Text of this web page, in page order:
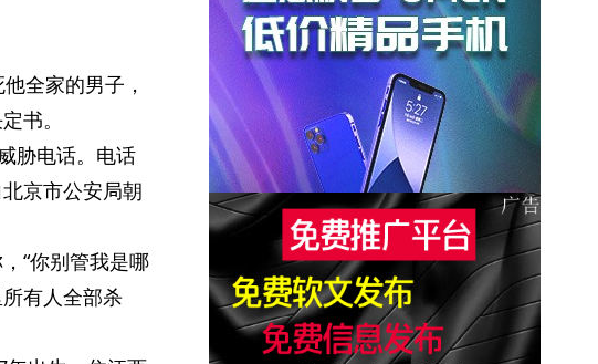
全家的男子，
书。
胁电话。电话
京市公安局朝
“你别管我是哪
有人全部杀